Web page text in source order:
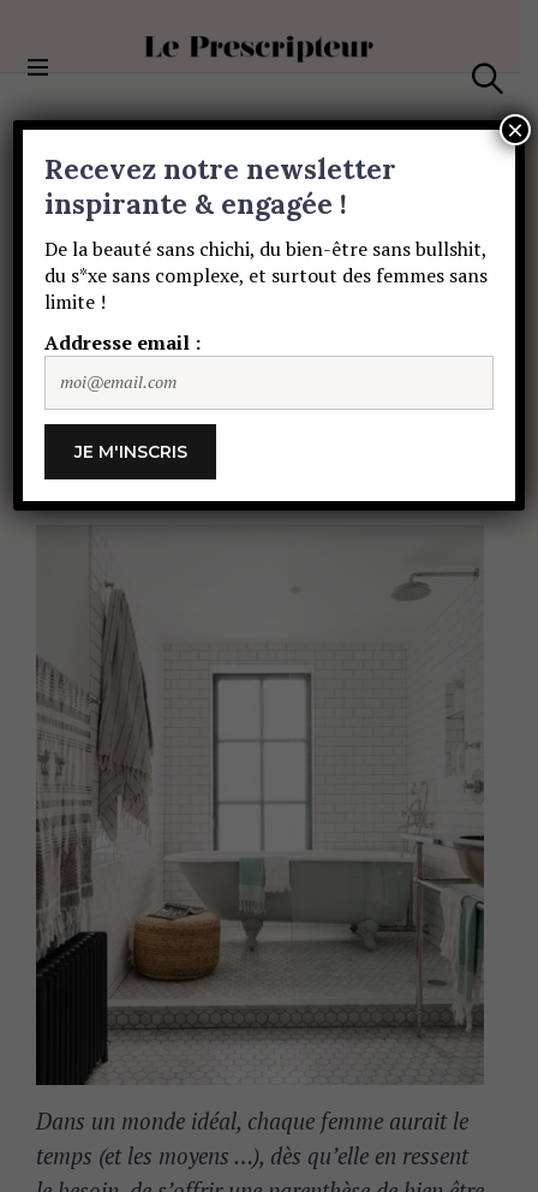
Le Prescripteur
e
a
BEAUTÉ
Vivezl’expérience
d’unspa…chez
vousavecQiriness
!
Dans un monde idéal, chaque femme aurait le
temps (et les moyens …), dès qu’elle en ressent
Recevez notre newsletter
inspirante & engagée !
De la beauté sans chichi, du bien-être sans bullshit,
du s*xe sans complexe, et surtout des femmes sans
limite !
Addresse email :
×